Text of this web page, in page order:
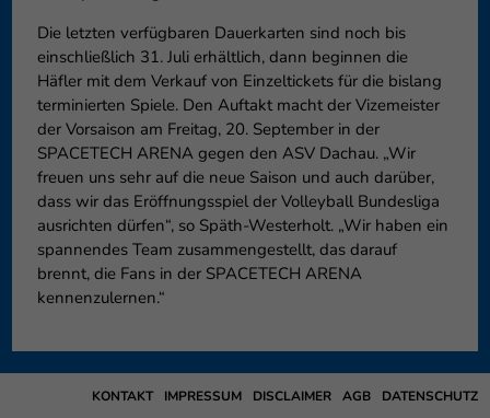
Die letzten verfügbaren Dauerkarten sind noch bis
einschließlich 31. Juli erhältlich, dann beginnen die
Häfler mit dem Verkauf von Einzeltickets für die bislang
terminierten Spiele. Den Auftakt macht der Vizemeister
der Vorsaison am Freitag, 20. September in der
SPACETECH ARENA gegen den ASV Dachau. „Wir
freuen uns sehr auf die neue Saison und auch darüber,
dass wir das Eröffnungsspiel der Volleyball Bundesliga
ausrichten dürfen“, so Späth-Westerholt. „Wir haben ein
spannendes Team zusammengestellt, das darauf
brennt, die Fans in der SPACETECH ARENA
kennenzulernen.“
DATENSCHUTZ
AGB
DISCLAIMER
IMPRESSUM
KONTAKT